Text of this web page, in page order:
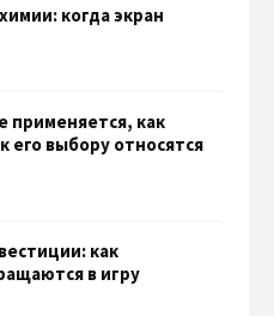
когда экран
применяется, как
его выбору относятся
как
в игру